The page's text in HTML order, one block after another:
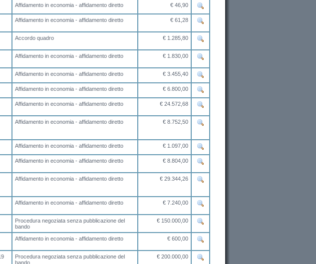
Affidamento in economia - affidamento diretto € 46,90
Affidamento in economia - affidamento diretto € 61,28
Accordo quadro € 1.285,80
Affidamento in economia - affidamento diretto € 1.830,00
Affidamento in economia - affidamento diretto € 3.455,40
Affidamento in economia - affidamento diretto € 6.800,00
Affidamento in economia - affidamento diretto € 24.572,68
Affidamento in economia - affidamento diretto € 8.752,50
Affidamento in economia - affidamento diretto € 1.097,00
Affidamento in economia - affidamento diretto € 8.804,00
Affidamento in economia - affidamento diretto € 29.344,26
Affidamento in economia - affidamento diretto € 7.240,00
Procedura negoziata senza pubblicazione del
bando
€ 150.000,00
Affidamento in economia - affidamento diretto € 600,00
Procedura negoziata senza pubblicazione del
bando
€ 200.000,00